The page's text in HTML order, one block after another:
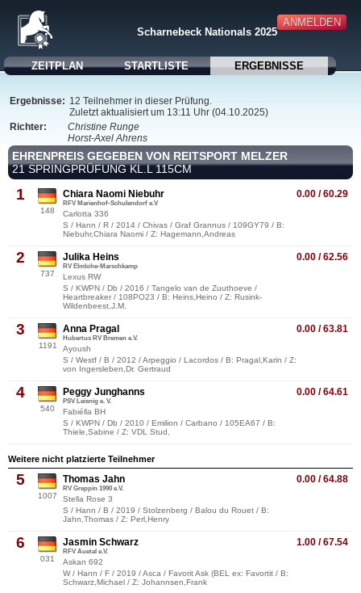
ANMELDEN
Scharnebeck Nationals 2025
ZEITPLAN STARTLISTE ERGEBNISSE
Ergebnisse: 12 Teilnehmer in dieser Prüfung.
Zuletzt aktualisiert um 13:11 Uhr (04.10.2025)
Richter:
Christine Runge
Horst-Axel Ahrens
EHRENPREIS GEGEBEN VON REITSPORT MELZER
21 SPRINGPRÜFUNG KL.L 115CM
1
148
0.00 / 60.29
Chiara Naomi Niebuhr
RFV Marienhof-Schulendorf e.V
Carlotta 336
S / Hann / R / 2014 / Chivas / Graf Grannus / 109GY79 / B:
Niebuhr,Chiara Naomi / Z: Hagemann,Andreas
2
737
0.00 / 62.56
Julika Heins
RV Elmlohe-Marschkamp
Lexus RW
S / KWPN / Db / 2016 / Tangelo van de Zuuthoeve /
Heartbreaker / 108PO23 / B: Heins,Heino / Z: Rusink-
Wildenbeest,J.M.
3
1191
0.00 / 63.81
Anna Pragal
Hubertus RV Bremen e.V.
Ayoush
S / Westf / B / 2012 / Arpeggio / Lacordos / B: Pragal,Karin / Z:
von Ingersleben,Dr. Gertraud
4
540
0.00 / 64.61
Peggy Junghanns
PSV Leisnig e. V.
Fabiélla BH
S / KWPN / Db / 2010 / Emilion / Carbano / 105EA67 / B:
Thiele,Sabine / Z: VDL Stud,
Weitere nicht platzierte Teilnehmer
5
1007
0.00 / 64.88
Thomas Jahn
RV Greppin 1990 e.V.
Stella Rose 3
S / Hann / B / 2019 / Stolzenberg / Balou du Rouet / B:
Jahn,Thomas / Z: Perl,Henry
6
031
1.00 / 67.54
Jasmin Schwarz
RFV Auetal e.V.
Askan 692
W / Hann / F / 2019 / Asca / Favorit Ask (BEL ex: Favortit / B:
Schwarz,Michael / Z: Johannsen,Frank